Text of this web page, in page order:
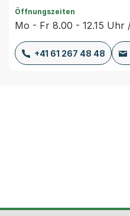
Öffnungszeiten
Mo - Fr 8.00 - 12.15 Uhr
+41 61 267 48 48